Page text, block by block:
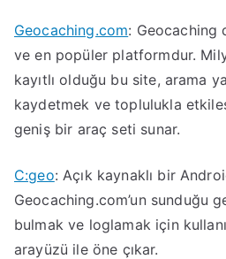
Geocaching.com: Geocaching
ve en popüler platformdur.
kayıtlı olduğu bu site, arama
kaydetmek ve toplulukla
geniş bir araç seti sunar.
C:geo: Açık kaynaklı bir
Geocaching.com’un sunduğu
bulmak ve loglamak için
arayüzü ile öne çıkar.